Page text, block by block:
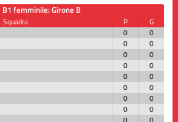
B1 femminile: Girone B
Squadra P
G
0
0
0
0
0
0
0
0
0
0
0
0
0
0
0
0